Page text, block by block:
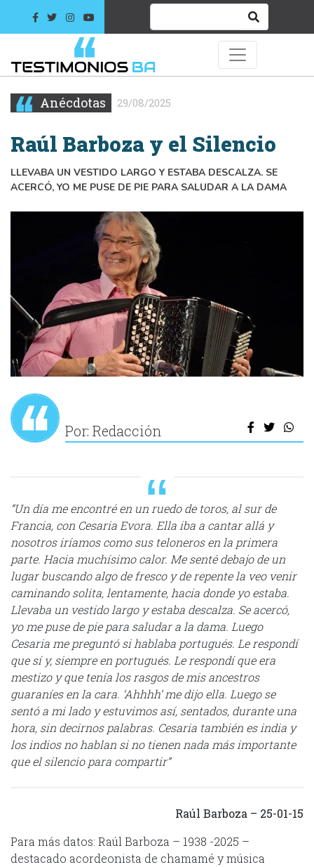
Anécdotas 29/08/2025
Raúl Barboza y el Silencio
LLEVABA UN VESTIDO LARGO Y ESTABA DESCALZA. SE
ACERCÓ, YO ME PUSE DE PIE PARA SALUDAR A LA DAMA
Por: Redacción
“Un día me encontré en un ruedo de toros, al sur de
Francia, con Cesaria Evora. Ella iba a cantar allá y
nosotros iríamos como sus teloneros en la primera
parte. Hacia muchísimo calor. Me senté debajo de un
lugar buscando algo de fresco y de repente la veo venir
caminando solita, lentamente, hacia donde yo estaba.
Llevaba un vestido largo y estaba descalza. Se acercó,
yo me puse de pie para saludar a la dama. Luego
Cesaria me preguntó si hablaba portugués. Le respondí
que sí y, siempre en portugués. Le respondí que era
mestizo y que tenía los rasgos de mis ancestros
guaraníes en la cara. ‘Ahhhh’ me dijo ella. Luego se
sentó a mi lado y estuvimos así, sentados, durante una
hora, sin decirnos palabras. Cesaria también es india y
los indios no hablan si no tienen nada más importante
que el silencio para compartir”
Raúl Barboza – 25-01-15
Para más datos: Raúl Barboza – 1938 -2025 –
destacado acordeonista de chamamé y música